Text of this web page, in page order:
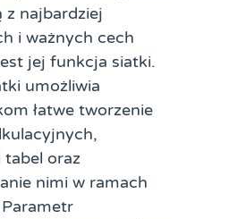
z najbardziej
i ważnych cech
jej funkcja siatki.
umożliwia
łatwe tworzenie
tabel oraz
nimi w ramach